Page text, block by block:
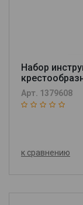
Набор
д.16мм) 08667
Арт. 1379608
к сравнению